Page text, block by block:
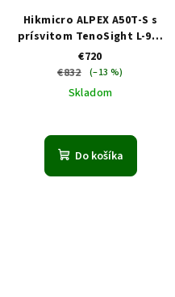
Hikmicro ALPEX A50T-S s
prísvitom TenoSight L-940
Laser
€720
€832 (–13 %)
Skladom
Do košíka